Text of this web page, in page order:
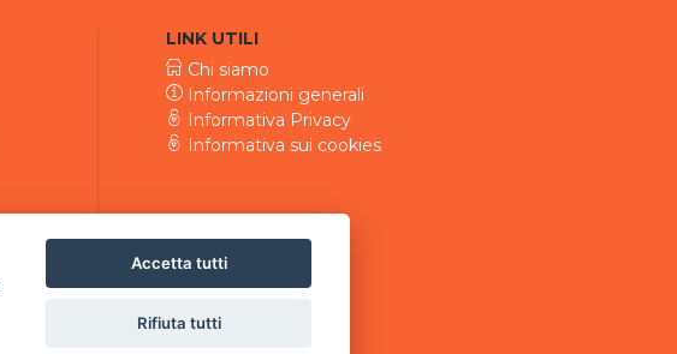
LINK UTILI
Chi siamo
Informazioni generali
Informativa Privacy
Informativa sui cookies
Accetta tutti
Rifiuta tutti